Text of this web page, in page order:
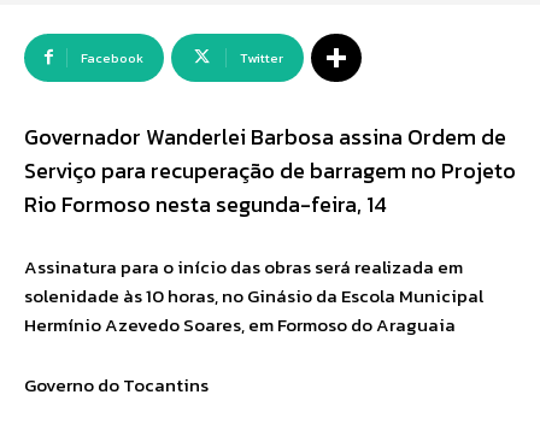
Facebook Twitter
Governador Wanderlei Barbosa assina Ordem de
Serviço para recuperação de barragem no Projeto
Rio Formoso nesta segunda-feira, 14
Assinatura para o início das obras será realizada em
solenidade às 10 horas, no Ginásio da Escola Municipal
Hermínio Azevedo Soares, em Formoso do Araguaia
Governo do Tocantins